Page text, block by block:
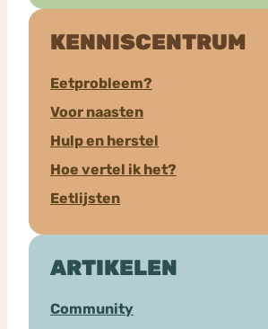
KENNISCENTRUM
Eetprobleem?
Voor naasten
Hulp en herstel
Hoe vertel ik het?
Eetlijsten
ARTIKELEN
Community